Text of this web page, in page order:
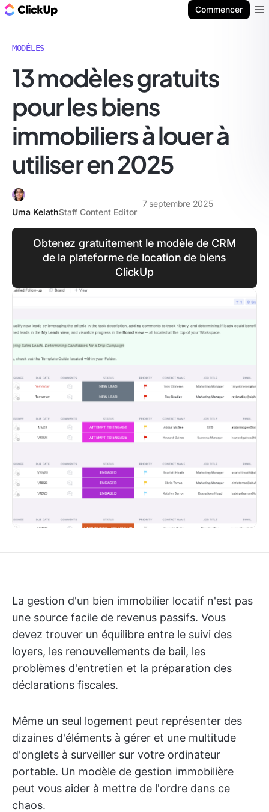
Commencer
MODÈLES
13 modèles gratuits
pour les biens
immobiliers à louer à
utiliser en 2025
Uma KelathStaff Content Editor
7 septembre 2025
Obtenez gratuitement le modèle de CRM
de la plateforme de location de biens
ClickUp
La gestion d'un bien immobilier locatif n'est pas
une source facile de revenus passifs. Vous
devez trouver un équilibre entre le suivi des
loyers, les renouvellements de bail, les
problèmes d'entretien et la préparation des
déclarations fiscales.
Même un seul logement peut représenter des
dizaines d'éléments à gérer et une multitude
d'onglets à surveiller sur votre ordinateur
portable. Un modèle de gestion immobilière
peut vous aider à mettre de l'ordre dans ce
chaos.